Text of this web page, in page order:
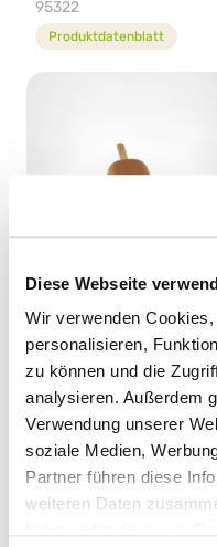
Diese Webseite
Wir verwenden
personalisieren,
zu können und die
analysieren. Außerdem
Verwendung unserer
soziale Medien,
Partner führen diese
weiteren Daten
95322
Produktdatenblatt
CORIANDOLINA
Produktdatenblatt